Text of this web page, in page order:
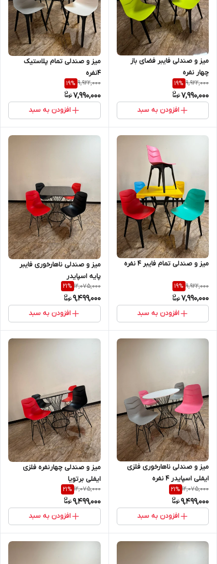
میز و صندلی فایبر فضای باز
چهار نفره
9,922,000
19%
7,990,000
افزودن به سبد
میز و صندلی تمام پلاستیک
4نفره
9,922,000
19%
7,990,000
افزودن به سبد
میز و صندلی تمام فایبر 4 نفره
9,922,000
19%
7,990,000
افزودن به سبد
میز و صندلی ناهارخوری فایبر
پایه اسپایدر
12,075,000
21%
9,499,000
افزودن به سبد
میز و صندلی ناهارخوری فلزی
ایفلی اسپایدر 4 نفره
12,075,000
21%
9,499,000
افزودن به سبد
میز و صندلی چهارنفره فلزی
ایفلی برتویا
12,075,000
21%
9,499,000
افزودن به سبد